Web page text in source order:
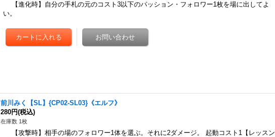
【進化時】自分の手札の元のコスト3以下のパッション・フォロワー1枚を場に出してよ
い。
前川みく【SL】{CP02-SL03}《エルフ》
280円(税込)
在庫数 1枚
【攻撃時】相手の場のフォロワー1体を選ぶ。それに2ダメージ。 起動コスト1【レッスン